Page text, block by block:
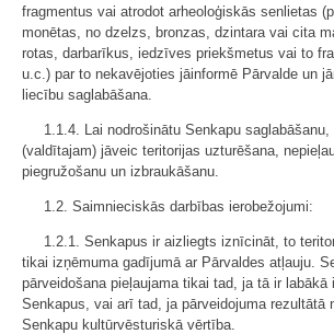
fragmentus vai atrodot arheoloģiskās senlietas
monētas, no dzelzs, bronzas, dzintara vai cita
rotas, darbarīkus, iedzīves priekšmetus vai to
u.c.) par to nekavējoties jāinformē Pārvalde un
liecību saglabāšana.
1.1.4. Lai nodrošinātu Senkapu
(valdītajam) jāveic teritorijas uzturēšana,
piegružošanu un izbraukāšanu.
1.2. Saimnieciskās darbības ierobežojumi:
1.2.1. Senkapus ir aizliegts iznīcināt, to
tikai izņēmuma gadījumā ar Pārvaldes atļauju.
pārveidošana pieļaujama tikai tad, ja tā ir labākā
Senkapus, vai arī tad, ja pārveidojuma rezultātā
Senkapu kultūrvēsturiskā vērtība.